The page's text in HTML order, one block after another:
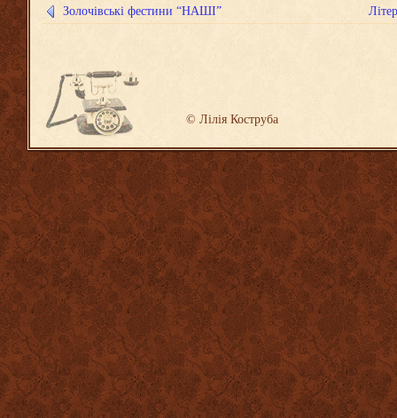
Золочівські фестини “НАШІ”
© Лілія Коструба